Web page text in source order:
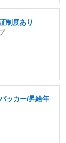
制度あり
ッカー/昇給年